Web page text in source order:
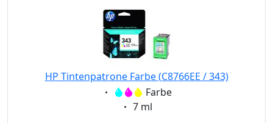
HP Tintenpatrone Farbe (C8766EE / 343)
Eigenschaft:Farbe
Eigenschaft:
7 ml